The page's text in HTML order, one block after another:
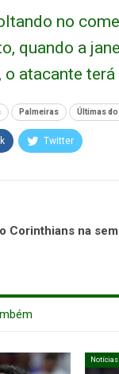
no
quando a
atacante
Palmeiras Últimas
Twitter
Corinthians na